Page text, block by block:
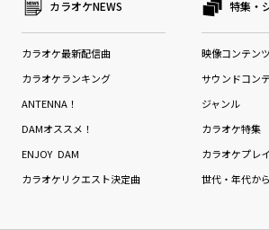
カラオケNEWS
カラオケ最新配信曲
カラオケランキング
ANTENNA！
DAMオススメ！
ENJOY DAM
カラオケリクエスト決定曲
特集・
映像コンテンツ
サウンドコン
ジャンル
カラオケ特集
カラオケプレ
世代・年代か